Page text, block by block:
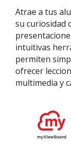
Atrae a tus
su curiosidad
intuitivas
permiten
ofrecer
multimedia y